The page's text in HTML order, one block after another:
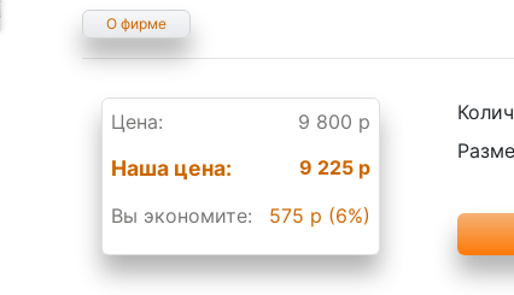
О фирме
Цена: 9 800 р
Наша цена:
9 225 р
Вы экономите:
575 р (6%)